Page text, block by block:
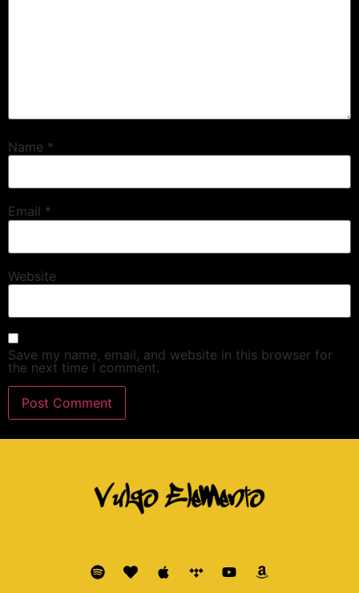
Name *
Email *
Website
Save my name, email, and website in this browser for
the next time I comment.